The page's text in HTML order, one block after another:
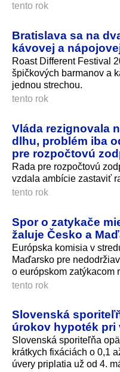
tento rok
Bratislava sa na
kávovej a
Roast Different Festival
špičkových barmanov a
jednou strechou.
tento rok
Vláda rezignovala
dlhu, problém iba
pre rozpočtovú
Rada pre rozpočtovú
vzdala ambície zastaviť
tento rok
Spor o zatykače
žaluje Česko a
Európska komisia v
Maďarsko pre
o európskom zatýkacom
tento rok
Slovenská
úrokov hypoték
Slovenská sporiteľňa
krátkych fixáciách o 0,1
úvery priplatia už od 4.